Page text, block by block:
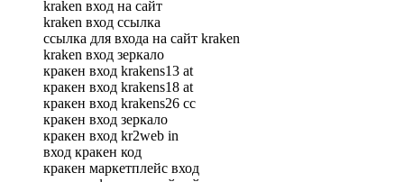
kraken вход на сайт
kraken вход ссылка
ссылка для входа на сайт kraken
kraken вход зеркало
кракен вход krakens13 at
кракен вход krakens18 at
кракен вход krakens26 сс
кракен вход зеркало
кракен вход kr2web in
вход кракен код
кракен маркетплейс вход